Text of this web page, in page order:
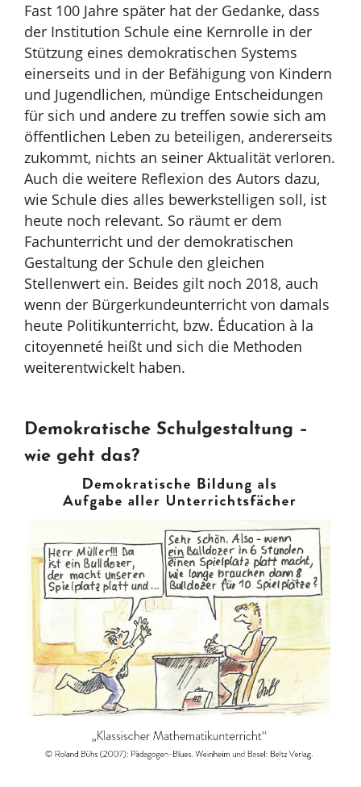
Fast 100 Jahre später hat der Gedanke, dass
der Institution Schule eine Kernrolle in der
Stützung eines demokratischen Systems
einerseits und in der Befähigung von Kindern
und Jugendlichen, mündige Entscheidungen
für sich und andere zu treffen sowie sich am
öffentlichen Leben zu beteiligen, andererseits
zukommt, nichts an seiner Aktualität verloren.
Auch die weitere Reflexion des Autors dazu,
wie Schule dies alles bewerkstelligen soll, ist
heute noch relevant. So räumt er dem
Fachunterricht und der demokratischen
Gestaltung der Schule den gleichen
Stellenwert ein. Beides gilt noch 2018, auch
wenn der Bürgerkundeunterricht von damals
heute Politikunterricht, bzw. Éducation à la
citoyenneté heißt und sich die Methoden
weiterentwickelt haben.
Demokratische Schulgestaltung –
wie geht das?